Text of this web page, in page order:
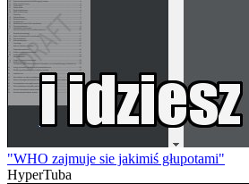
"WHO zajmuje sie jakimiś głupotami"
HyperTuba